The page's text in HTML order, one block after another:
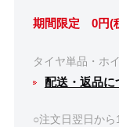
期間限定 0円(
タイヤ単品・ホ
配送・返品に
○注文日翌日から